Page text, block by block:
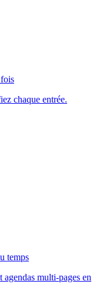
chaque entrée.
temps
agendas multi-pages en